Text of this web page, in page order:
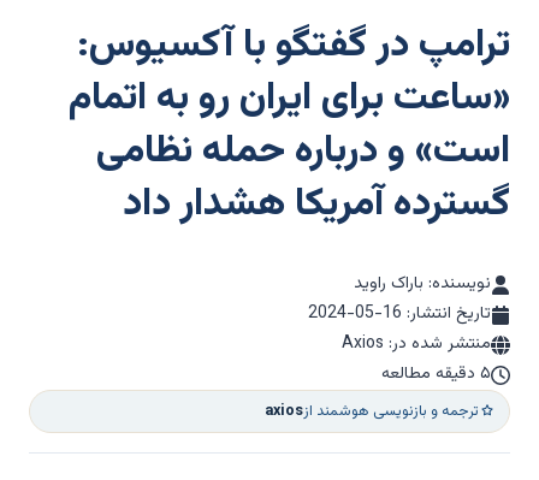
ترامپ در گفتگو با آکسیوس:
«ساعت برای ایران رو به اتمام
است» و درباره حمله نظامی
گسترده آمریکا هشدار داد
نویسنده: باراک راوید
تاریخ انتشار: 2024-05-16
منتشر شده در: Axios
۵ دقیقه مطالعه
ترجمه و بازنویسی هوشمند ازaxios